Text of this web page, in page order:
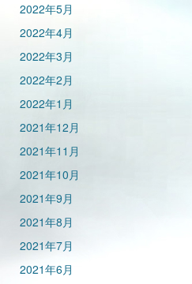
2022年5月
2022年4月
2022年3月
2022年2月
2022年1月
2021年12月
2021年11月
2021年10月
2021年9月
2021年8月
2021年7月
2021年6月